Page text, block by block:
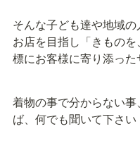
そんな子ども達や地域
お店を目指し「きもの
標にお客様に寄り添った
着物の事で分からない
ば、何でも聞いて下さい